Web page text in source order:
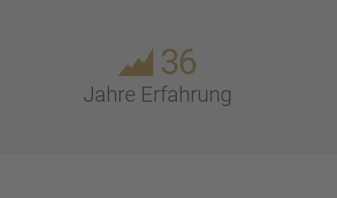
36
Jahre Erfah­rung